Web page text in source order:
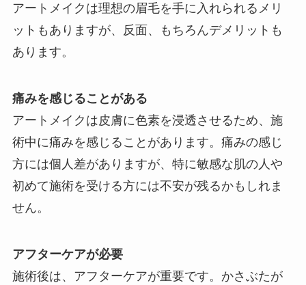
アートメイクは理想の眉毛を手に入れられるメリ
ットもありますが、反面、もちろんデメリットも
あります。
痛みを感じることがある
アートメイクは皮膚に色素を浸透させるため、施
術中に痛みを感じることがあります。痛みの感じ
方には個人差がありますが、特に敏感な肌の人や
初めて施術を受ける方には不安が残るかもしれま
せん。
アフターケアが必要
施術後は、アフターケアが重要です。かさぶたが